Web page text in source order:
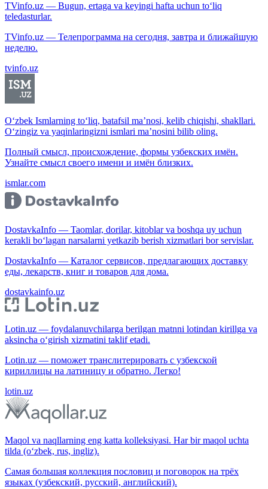
TVinfo.uz — Bugun, ertaga va keyingi hafta uchun to‘liq
teledasturlar.
TVinfo.uz — Телепрограмма на сегодня, завтра и ближайшую
неделю.
tvinfo.uz
O‘zbek Ismlarning to‘liq, batafsil ma’nosi, kelib chiqishi, shakllari.
O‘zingiz va yaqinlaringizni ismlari ma’nosini bilib oling.
Полный смысл, происхождение, формы узбекских имён.
Узнайте смысл своего имени и имён близких.
ismlar.com
DostavkaInfo — Taomlar, dorilar, kitoblar va boshqa uy uchun
kerakli bo‘lagan narsalarni yetkazib berish xizmatlari bor servislar.
DostavkaInfo — Каталог сервисов, предлагающих доставку
еды, лекарств, книг и товаров для дома.
dostavkainfo.uz
Lotin.uz — foydalanuvchilarga berilgan matnni lotindan kirillga va
aksincha o‘girish xizmatini taklif etadi.
Lotin.uz — поможет транслитерировать с узбекской
кириллицы на латиницу и обратно. Легко!
lotin.uz
Maqol va naqllarning eng katta kolleksiyasi. Har bir maqol uchta
tilda (o‘zbek, rus, ingliz).
Самая большая коллекция пословиц и поговорок на трёх
языках (узбекский, русский, английский).